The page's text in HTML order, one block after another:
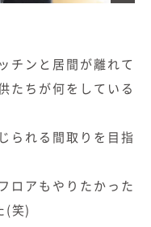
チンと居間が離れて
たちが何をしている
られる間取りを目指
ロアもやりたかった
(笑)